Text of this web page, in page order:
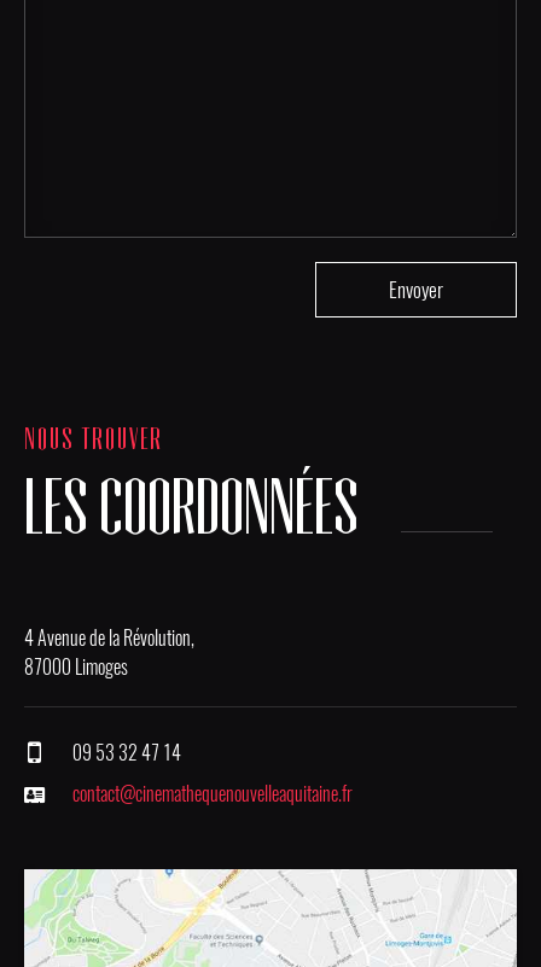
NOUS TROUVER
LES COORDONNÉES
4 Avenue de la Révolution,
87000 Limoges
09 53 32 47 14
contact@cinemathequenouvelleaquitaine.fr